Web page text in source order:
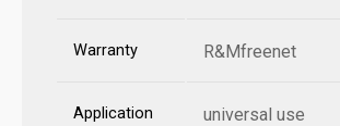
Warranty R&Mfreenet
Application universal use